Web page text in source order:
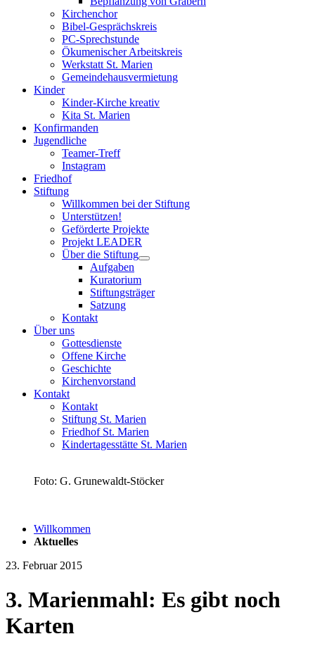
Kirchenchor
Bibel-Gesprächskreis
PC-Sprechstunde
Ökumenischer Arbeitskreis
Werkstatt St. Marien
Gemeindehausvermietung
Kinder
Kinder-Kirche kreativ
Kita St. Marien
Konfirmanden
Jugendliche
Teamer-Treff
Instagram
Friedhof
Stiftung
Willkommen bei der Stiftung
Unterstützen!
Geförderte Projekte
Projekt LEADER
Über die Stiftung
Aufgaben
Kuratorium
Stiftungsträger
Satzung
Kontakt
Über uns
Gottesdienste
Offene Kirche
Geschichte
Kirchenvorstand
Kontakt
Kontakt
Stiftung St. Marien
Friedhof St. Marien
Kindertagesstätte St. Marien
Foto: G. Grunewaldt-Stöcker
Willkommen
Aktuelles
23. Februar 2015
3. Marienmahl: Es gibt noch
Karten